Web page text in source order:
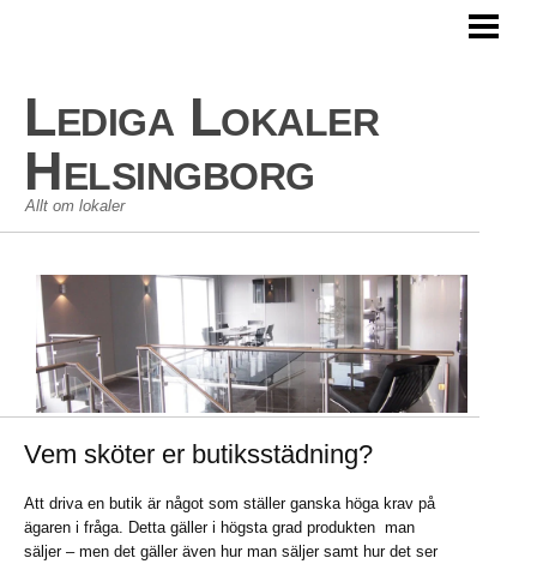
KOMMERSIELLA LOKALER
Lediga Lokaler
Helsingborg
Allt om lokaler
Vem sköter er butiksstädning?
Att driva en butik är något som ställer ganska höga krav på
ägaren i fråga. Detta gäller i högsta grad produkten man
säljer – men det gäller även hur man säljer samt hur det ser